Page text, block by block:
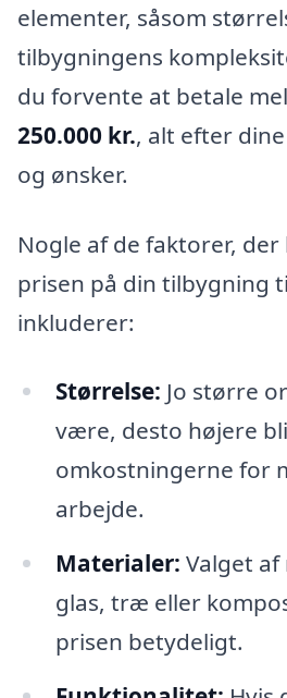
elementer, såsom
tilbygningens
du forvente at betale
250.000 kr., alt efter
og ønsker.
Nogle af de faktorer, der
prisen på din tilbygning
inkluderer:
Størrelse: Jo større
være, desto højere
omkostningerne for
arbejde.
Materialer: Valget
glas, træ eller
prisen betydeligt.